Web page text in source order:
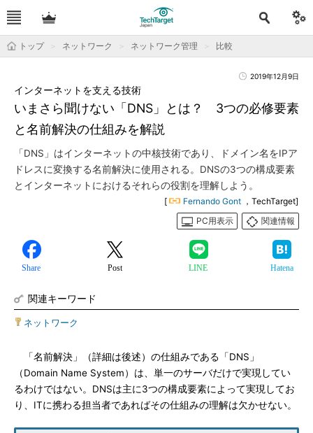
トップ ネットワーク ネットワーク管理 比較
2019年12月9日
いまさら聞けない「DNS」とは？ 3つの必修要素
と名前解決の仕組みを解説
インターネットを支える技術
「DNS」はインターネットの中核技術であり、ドメイン名をIPア
ドレスに変換する名前解決に使用される。DNSの3つの構成要素
とインターネットにおけるそれらの役割を理解しよう。
[ Fernando Gont ，TechTarget]
PC用表示
関連情報
Share Post LINE Hatena
関連キーワード
ネットワーク
「名前解決」（詳細は後述）の仕組みである「DNS」
（Domain Name System）は、単一のサーバだけで実現してい
るわけではない。DNSは主に3つの構成要素によって実現してお
り、ITに携わる担当者であればその仕組みの理解は欠かせない。